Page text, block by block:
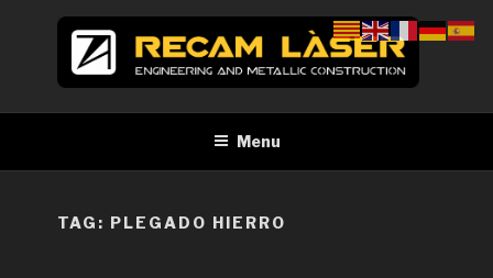
RECAM LÀSER
Menu
TAG: PLEGADO HIERRO